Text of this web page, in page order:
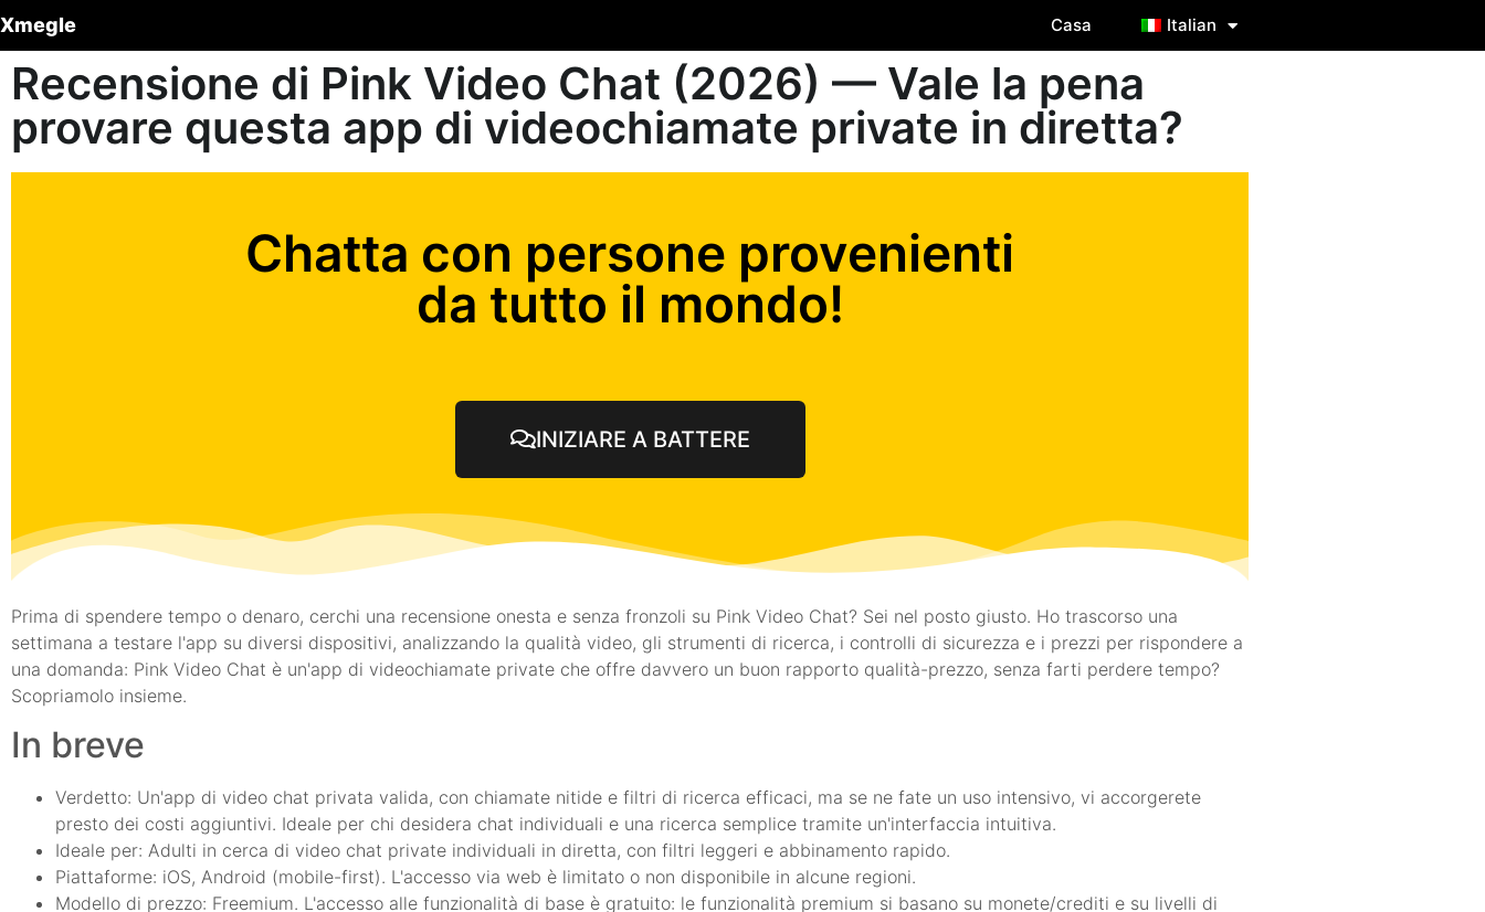
Xmegle Casa Italian
Recensione di Pink Video Chat (2026) — Vale la pena
provare questa app di videochiamate private in diretta?
Chatta con persone provenienti
da tutto il mondo!
INIZIARE A BATTERE
Prima di spendere tempo o denaro, cerchi una recensione onesta e senza fronzoli su Pink Video Chat? Sei nel posto giusto. Ho trascorso una
settimana a testare l'app su diversi dispositivi, analizzando la qualità video, gli strumenti di ricerca, i controlli di sicurezza e i prezzi per rispondere a
una domanda: Pink Video Chat è un'app di videochiamate private che offre davvero un buon rapporto qualità-prezzo, senza farti perdere tempo?
Scopriamolo insieme.
In breve
Verdetto: Un'app di video chat privata valida, con chiamate nitide e filtri di ricerca efficaci, ma se ne fate un uso intensivo, vi accorgerete
presto dei costi aggiuntivi. Ideale per chi desidera chat individuali e una ricerca semplice tramite un'interfaccia intuitiva.
Ideale per: Adulti in cerca di video chat private individuali in diretta, con filtri leggeri e abbinamento rapido.
Piattaforme: iOS, Android (mobile-first). L'accesso via web è limitato o non disponibile in alcune regioni.
Modello di prezzo: Freemium. L'accesso alle funzionalità di base è gratuito: le funzionalità premium si basano su monete/crediti e su livelli di